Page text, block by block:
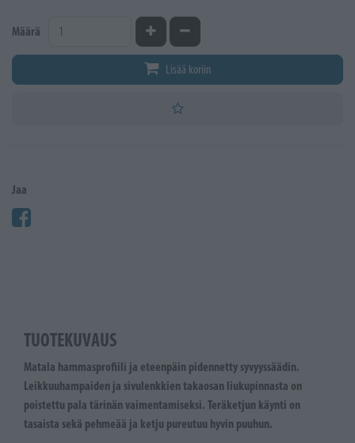
Määrä Kasvata määrääVähennä määrää
Lisää koriin
Jaa
TUOTEKUVAUS
Matala hammasprofiili ja eteenpäin pidennetty syvyyssäädin.
Leikkuuhampaiden ja sivulenkkien takaosan liukupinnasta on
poistettu pala tärinän vaimentamiseksi. Teräketjun käynti on
tasaista sekä pehmeää ja ketju pureutuu hyvin puuhun.